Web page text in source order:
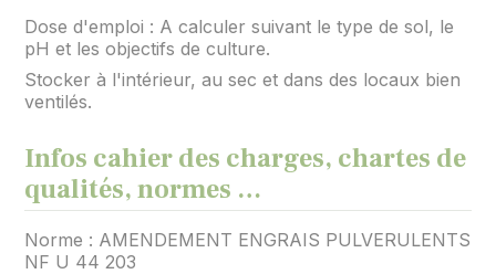
Dose d'emploi : A calculer suivant le type de sol, le
pH et les objectifs de culture.
Stocker à l'intérieur, au sec et dans des locaux bien
ventilés.
Infos cahier des charges, chartes de
qualités, normes …
Norme : AMENDEMENT ENGRAIS PULVERULENTS
NF U 44 203